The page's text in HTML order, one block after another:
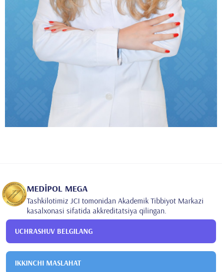
MEDİPOL MEGA
Tashkilotimiz JCI tomonidan Akademik Tibbiyot Markazi
kasalxonasi sifatida akkreditatsiya qilingan.
UCHRASHUV BELGILANG
IKKINCHI MASLAHAT